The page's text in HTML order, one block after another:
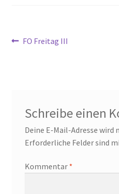
Vorheriger
FO Freitag III
Schreibe einen
Deine E-Mail-Adresse
Erforderliche Felder sind
Kommentar *